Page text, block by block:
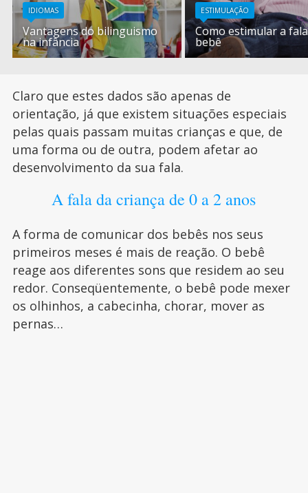
IDIOMAS
Vantagens do bilinguismo
na infância
ESTIMULAÇÃO
Como estimular a
bebê
Claro que estes dados são apenas de
orientação, já que existem situações especiais
pelas quais passam muitas crianças e que, de
uma forma ou de outra, podem afetar ao
desenvolvimento da sua fala.
A fala da criança de 0 a 2 anos
A forma de comunicar dos bebês nos seus
primeiros meses é mais de reação. O bebê
reage aos diferentes sons que residem ao seu
redor. Conseqüentemente, o bebê pode mexer
os olhinhos, a cabecinha, chorar, mover as
pernas…